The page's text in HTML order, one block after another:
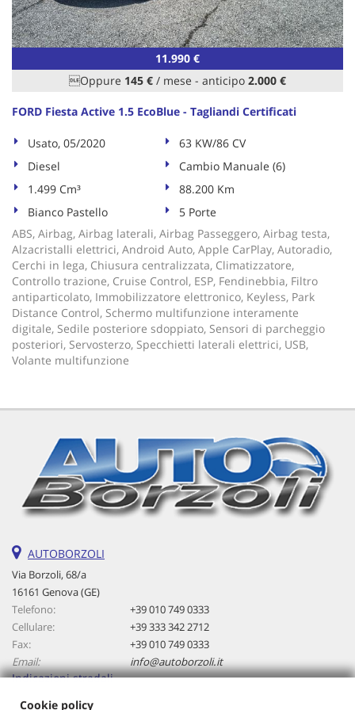
11.990 €
Oppure 145 € / mese - anticipo 2.000 €
FORD Fiesta Active 1.5 EcoBlue - Tagliandi Certificati
Usato, 05/2020
63 KW/86 CV
Diesel
Cambio Manuale (6)
1.499 Cm³
88.200 Km
Bianco Pastello
5 Porte
ABS, Airbag, Airbag laterali, Airbag Passeggero, Airbag testa,
Alzacristalli elettrici, Android Auto, Apple CarPlay, Autoradio,
Cerchi in lega, Chiusura centralizzata, Climatizzatore,
Controllo trazione, Cruise Control, ESP, Fendinebbia, Filtro
antiparticolato, Immobilizzatore elettronico, Keyless, Park
Distance Control, Schermo multifunzione interamente
digitale, Sedile posteriore sdoppiato, Sensori di parcheggio
posteriori, Servosterzo, Specchietti laterali elettrici, USB,
Volante multifunzione
AUTOBORZOLI
Via Borzoli, 68/a
16161 Genova (GE)
Telefono:
+39 010 749 0333
Cellulare:
+39 333 342 2712
Fax:
+39 010 749 0333
Email:
info@autoborzoli.it
Indicazioni stradali
Cookie policy
Cookie necessari
Cookie delle preferenze
Cookie analitici
Cookie di marketing
Leggi
la
cookie
policy
Salva